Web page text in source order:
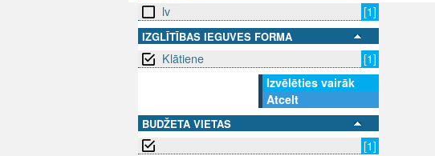
lv [1]
IZGLĪTĪBAS IEGUVES FORMA
Klātiene
[1]
Izvēlēties vairāk
Atcelt
BUDŽETA VIETAS
[1]